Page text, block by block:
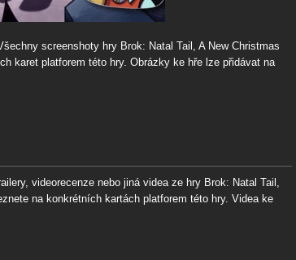
screenshoty hry Brok: Natal Tail, A New Christmas
karet platforem této hry. Obrázky ke hře lze přidávat na
videorecenze nebo jiná videa ze hry Brok: Natal Tail,
na konkrétních kartách platforem této hry. Videa ke